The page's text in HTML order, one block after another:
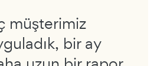
müşterimiz
bir ay